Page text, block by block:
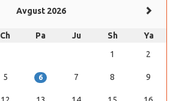
Avgust 2026
Ch Pa Ju Sh
Ya
1
2
5 6 7 8 9